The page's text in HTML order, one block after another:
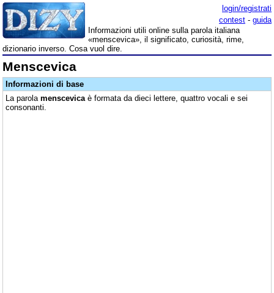
login/registrati
contest - guida
Informazioni utili online sulla parola italiana
«menscevica», il significato, curiosità, rime,
dizionario inverso. Cosa vuol dire.
Menscevica
Informazioni di base
La parola menscevica è formata da dieci lettere, quattro vocali e sei
consonanti.